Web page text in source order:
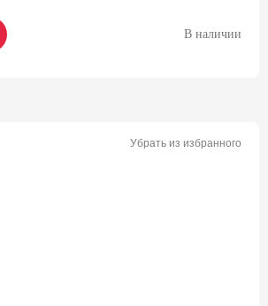
В наличии
Убрать из избранного